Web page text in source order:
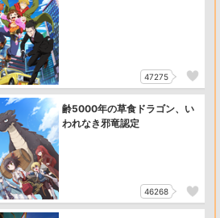
47275
齢5000年の草食ドラゴン、い
われなき邪竜認定
46268